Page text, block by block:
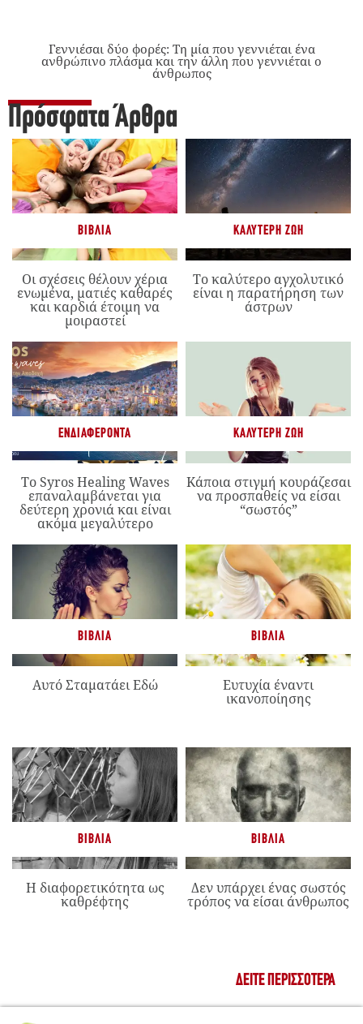
Γεννιέσαι δύο φορές: Tη μία που γεννιέται ένα
ανθρώπινο πλάσμα και την άλλη που γεννιέται ο
άνθρωπος
Πρόσφατα Άρθρα
ΒΙΒΛΊΑ
Οι σχέσεις θέλουν χέρια
ενωμένα, ματιές καθαρές
και καρδιά έτοιμη να
μοιραστεί
ΚΑΛΎΤΕΡΗ ΖΩΉ
Το καλύτερο αγχολυτικό
είναι η παρατήρηση των
άστρων
ΕΝΔΙΑΦΈΡΟΝΤΑ
Το Syros Healing Waves
επαναλαμβάνεται για
δεύτερη χρονιά και είναι
ακόμα μεγαλύτερο
ΚΑΛΎΤΕΡΗ ΖΩΉ
Κάποια στιγμή κουράζεσαι
να προσπαθείς να είσαι
“σωστός”
ΒΙΒΛΊΑ
Αυτό Σταματάει Εδώ
ΒΙΒΛΊΑ
Ευτυχία έναντι
ικανοποίησης
ΒΙΒΛΊΑ
Η διαφορετικότητα ως
καθρέφτης
ΒΙΒΛΊΑ
Δεν υπάρχει ένας σωστός
τρόπος να είσαι άνθρωπος
ΔΕΊΤΕ ΠΕΡΙΣΣΌΤΕΡΑ